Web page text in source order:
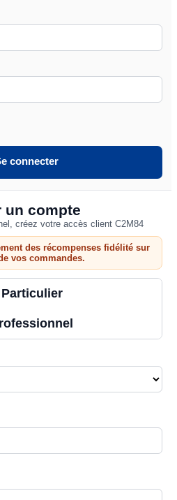
connecter
un compte
créez votre accès client C2M84
des récompenses fidélité sur
vos commandes.
Particulier